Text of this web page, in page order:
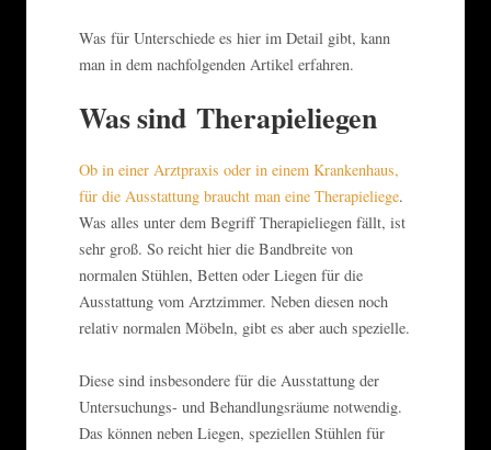
Was für Unterschiede es hier im Detail gibt, kann
man in dem nachfolgenden Artikel erfahren.
Was sind Therapieliegen
Ob in einer Arztpraxis oder in einem Krankenhaus,
für die Ausstattung braucht man eine Therapieliege.
Was alles unter dem Begriff Therapieliegen fällt, ist
sehr groß. So reicht hier die Bandbreite von
normalen Stühlen, Betten oder Liegen für die
Ausstattung vom Arztzimmer. Neben diesen noch
relativ normalen Möbeln, gibt es aber auch spezielle.
Diese sind insbesondere für die Ausstattung der
Untersuchungs- und Behandlungsräume notwendig.
Das können neben Liegen, speziellen Stühlen für